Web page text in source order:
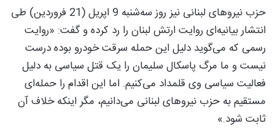
حزب نیروهای لبنانی نیز روز سه‌شنبه 9 اپریل (21 فروردین) طی
انتشار بیانیه‌ای روایت ارتش لبنان را رد کرده و گفت: «روایت
رسمی که می‌گوید دلیل این حمله سرقت خودرو بوده درست
نیست و ما مرگ پاسکال سلیمان را یک قتل سیاسی به دلیل
فعالیت سیاسی وی قلمداد می‌کنیم. اما این اقدام را حمله‌ای
مستقیم به حزب نیروهای لبنانی می‌دانیم، مگر اینکه خلاف آن
ثابت شود.»